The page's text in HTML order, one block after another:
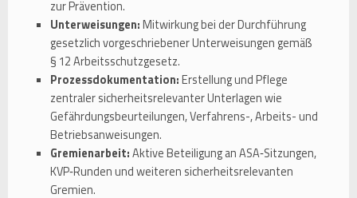
zur Prävention.
Unterweisungen:Mitwirkung bei der Durchführung
gesetzlich vorgeschriebener Unterweisungen gemäß
§ 12 Arbeitsschutzgesetz.
Prozessdokumentation:Erstellung und Pflege
zentraler sicherheitsrelevanter Unterlagen wie
Gefährdungsbeurteilungen, Verfahrens-, Arbeits- und
Betriebsanweisungen.
Gremienarbeit:Aktive Beteiligung an ASA‑Sitzungen,
KVP‑Runden und weiteren sicherheitsrelevanten
Gremien.